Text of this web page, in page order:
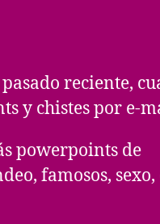
reciente,
y chistes por e-
powerpoints de
famosos, sexo,